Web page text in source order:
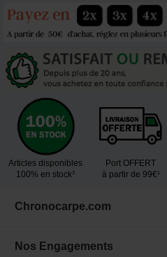
Articles disponibles
100% en stock³
Port OFFERT
à partir de 99€¹
Chronocarpe.com
Nos Engagements